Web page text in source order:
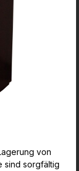
von
sind sorgfältig